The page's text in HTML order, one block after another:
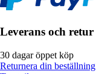
Leverans och retur
30 dagar öppet köp
Returnera din beställning